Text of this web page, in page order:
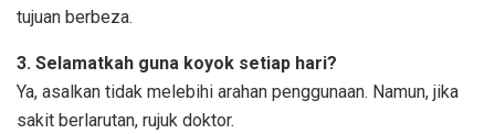
tujuan berbeza.
3. Selamatkah guna koyok setiap hari?
Ya, asalkan tidak melebihi arahan penggunaan. Namun, jika
sakit berlarutan, rujuk doktor.